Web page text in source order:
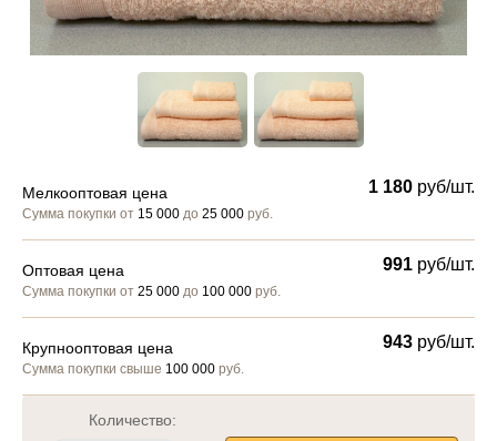
Мелкооптовая цена
Сумма покупки от 15 000 до 25 000 руб.
1 180 руб/шт.
Оптовая цена
Сумма покупки от 25 000 до 100 000 руб.
991 руб/шт.
Крупнооптовая цена
Сумма покупки свыше 100 000 руб.
943 руб/шт.
Количество: